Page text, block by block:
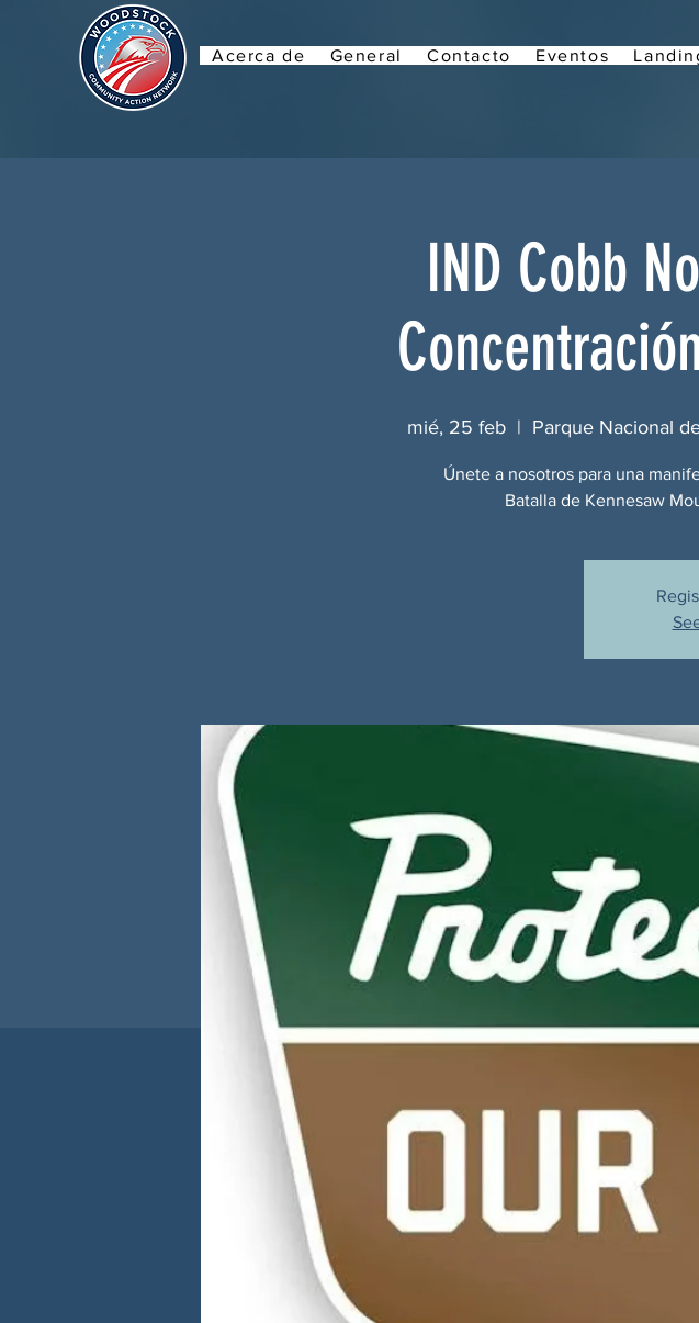
Acerca de General Contacto Eventos
IND Cobb
mié, 25 feb
  |
Parque Nacional
Únete a nosotros para una
Batalla de Kennesaw